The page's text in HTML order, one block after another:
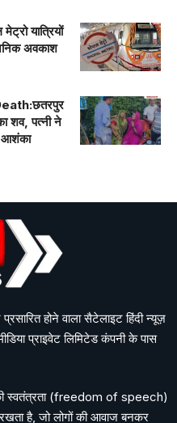
यात्रियों
अवकाश
शव, पत्नी ने
आशंका
होने वाला सैटेलाइट हिंदी न्यूज़
प्राइवेट लिमिटेड कंपनी के पास
स्वतंत्रता (freedom of speech)
है, जो लोगों की आवाज बनकर